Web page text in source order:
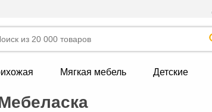
Мягкая мебель Детские